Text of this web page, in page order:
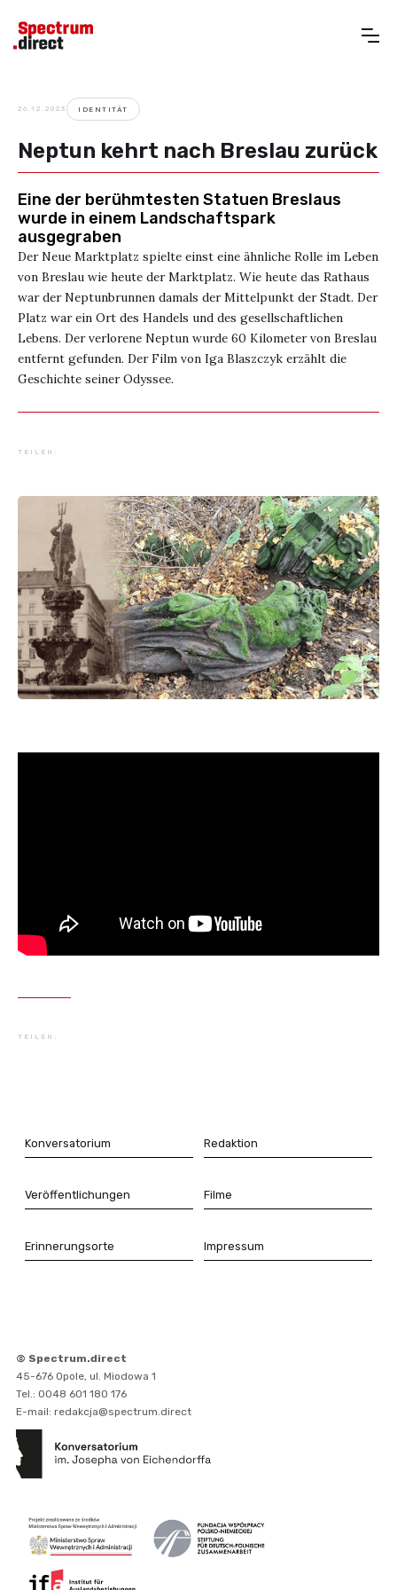
26.12.2023 IDENTITÄT
Neptun kehrt nach Breslau zurück
Eine der berühmtesten Statuen Breslaus
wurde in einem Landschaftspark
ausgegraben
Der Neue Marktplatz spielte einst eine ähnliche Rolle im Leben
von Breslau wie heute der Marktplatz. Wie heute das Rathaus
war der Neptunbrunnen damals der Mittelpunkt der Stadt. Der
Platz war ein Ort des Handels und des gesellschaftlichen
Lebens. Der verlorene Neptun wurde 60 Kilometer von Breslau
entfernt gefunden. Der Film von Iga Blaszczyk erzählt die
Geschichte seiner Odyssee.
TEILEN:
TEILEN:
Konversatorium Redaktion
Veröffentlichungen Filme
Erinnerungsorte Impressum
© Spectrum.direct
45-676 Opole, ul. Miodowa 1
Tel.: 0048 601 180 176
E-mail: redakcja@spectrum.direct